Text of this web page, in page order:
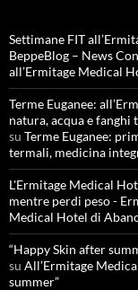
Settimane FIT
BeppeBlog – News
all’Ermitage Medical
Terme Euganee:
natura, acqua e
su Terme Euganee:
termali, medicina
L'Ermitage Medical
mentre perdi peso -
Medical Hotel di
“Happy Skin after
su All’Ermitage
summer”